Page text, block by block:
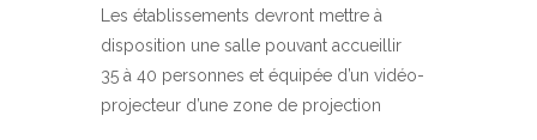
Les établissements devront mettre à
disposition une salle pouvant accueillir
35 à 40 personnes et équipée d’un vidéo-
projecteur d’une zone de projection